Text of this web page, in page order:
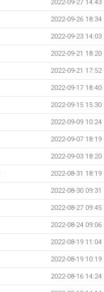
2022-09-27 14:43
2022-09-26 18:34
2022-09-23 14:03
2022-09-21 18:20
2022-09-21 17:52
2022-09-17 18:40
2022-09-15 15:30
2022-09-09 10:24
2022-09-07 18:19
2022-09-03 18:20
2022-08-31 18:19
2022-08-30 09:31
2022-08-27 09:45
2022-08-24 09:06
2022-08-19 11:04
2022-08-19 10:19
2022-08-16 14:24